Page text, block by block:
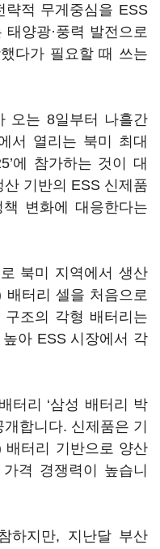
적 무게중심을 ESS
양광·풍력 발전으로
다가 필요할 때 쓰는
오는 8일부터 나흘간
서 열리는 북미 최대
에 참가하는 것이 대
기반의 ESS 신제품
변화에 대응한다는
북미 지역에서 생산
배터리 셀을 처음으로
조의 각형 배터리는
아 ESS 시장에서 각
터리 ‘삼성 배터리 박
합니다. 신제품은 기
배터리 기반으로 양산
격 경쟁력이 높습니
하지만, 지난달 부산